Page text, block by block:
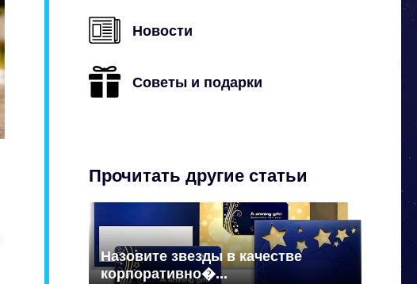
Новости
Советы и подарки
Прочитать другие статьи
Назовите звезды в качестве
корпоративно�...